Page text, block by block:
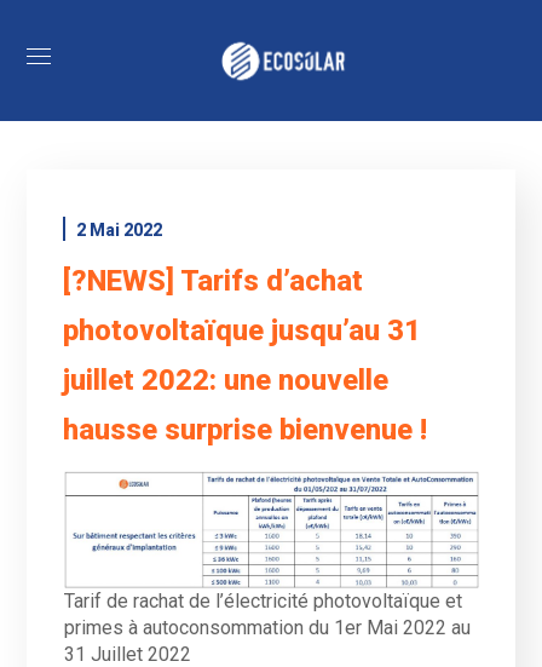
2 Mai 2022
[?NEWS] Tarifs d’achat
photovoltaïque jusqu’au 31
juillet 2022: une nouvelle
hausse surprise bienvenue !
Tarif de rachat de l’électricité photovoltaïque et
primes à autoconsommation du 1er Mai 2022 au
31 Juillet 2022